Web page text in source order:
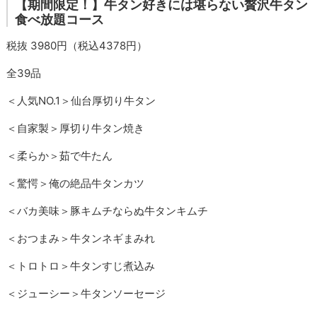
【期間限定！】牛タン好きには堪らない贅沢牛タン
食べ放題コース
税抜 3980円（税込4378円）
全39品
＜人気NO.1＞仙台厚切り牛タン
＜自家製＞厚切り牛タン焼き
＜柔らか＞茹で牛たん
＜驚愕＞俺の絶品牛タンカツ
＜バカ美味＞豚キムチならぬ牛タンキムチ
＜おつまみ＞牛タンネギまみれ
＜トロトロ＞牛タンすじ煮込み
＜ジューシー＞牛タンソーセージ